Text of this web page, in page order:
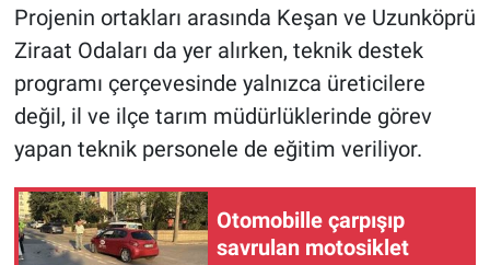
Projenin ortakları arasında Keşan ve Uzunköprü
Ziraat Odaları da yer alırken, teknik destek
programı çerçevesinde yalnızca üreticilere
değil, il ve ilçe tarım müdürlüklerinde görev
yapan teknik personele de eğitim veriliyor.
Otomobille çarpışıp
savrulan motosiklet